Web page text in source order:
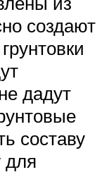
создают
дадут
составу
для